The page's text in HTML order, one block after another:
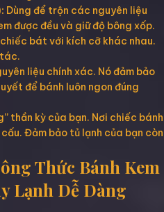
Dùng để trộn các nguyên liệu
được đều và giữ độ bông xốp.
bát với kích cỡ khác nhau.
liệu chính xác. Nó đảm bảo
để bánh luôn ngon đúng
thần kỳ của bạn. Nơi chiếc bánh
Đảm bảo tủ lạnh của bạn còn
Thức Bánh Kem
Lạnh Dễ Dàng